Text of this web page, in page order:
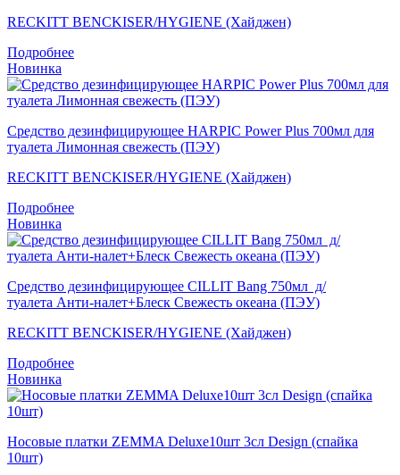
RECKITT BENCKISER/HYGIENE (Хайджен)
Подробнее
Новинка
Средство дезинфицирующее HARPIC Power Plus 700мл для
туалета Лимонная свежесть (ПЭУ)
RECKITT BENCKISER/HYGIENE (Хайджен)
Подробнее
Новинка
Средство дезинфицирующее CILLIT Bang 750мл д/
туалета Анти-налет+Блеск Свежесть океана (ПЭУ)
RECKITT BENCKISER/HYGIENE (Хайджен)
Подробнее
Новинка
Носовые платки ZEMMA Deluxe10шт 3сл Design (спайка
10шт)